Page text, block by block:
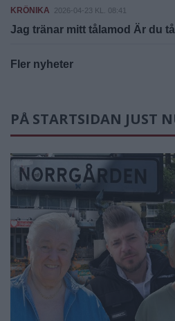
KRÖNIKA 2026-04-23 KL. 08:41
Jag tränar mitt tålamod Är du
Fler nyheter
PÅ STARTSIDAN JUST